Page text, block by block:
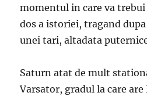
momentul in care va trebui
dos a istoriei, tragand
unei tari, altadata
Saturn atat de mult
Varsator, gradul la care